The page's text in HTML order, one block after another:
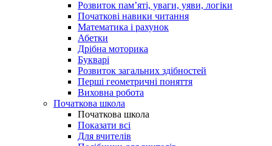
Розвиток пам’яті, уваги, уяви, логіки
Початкові навики читання
Математика і рахунок
Абетки
Дрібна моторика
Букварі
Розвиток загальних здібностей
Перші геометричні поняття
Виховна робота
Початкова школа
Початкова школа
Показати всі
Для вчителів